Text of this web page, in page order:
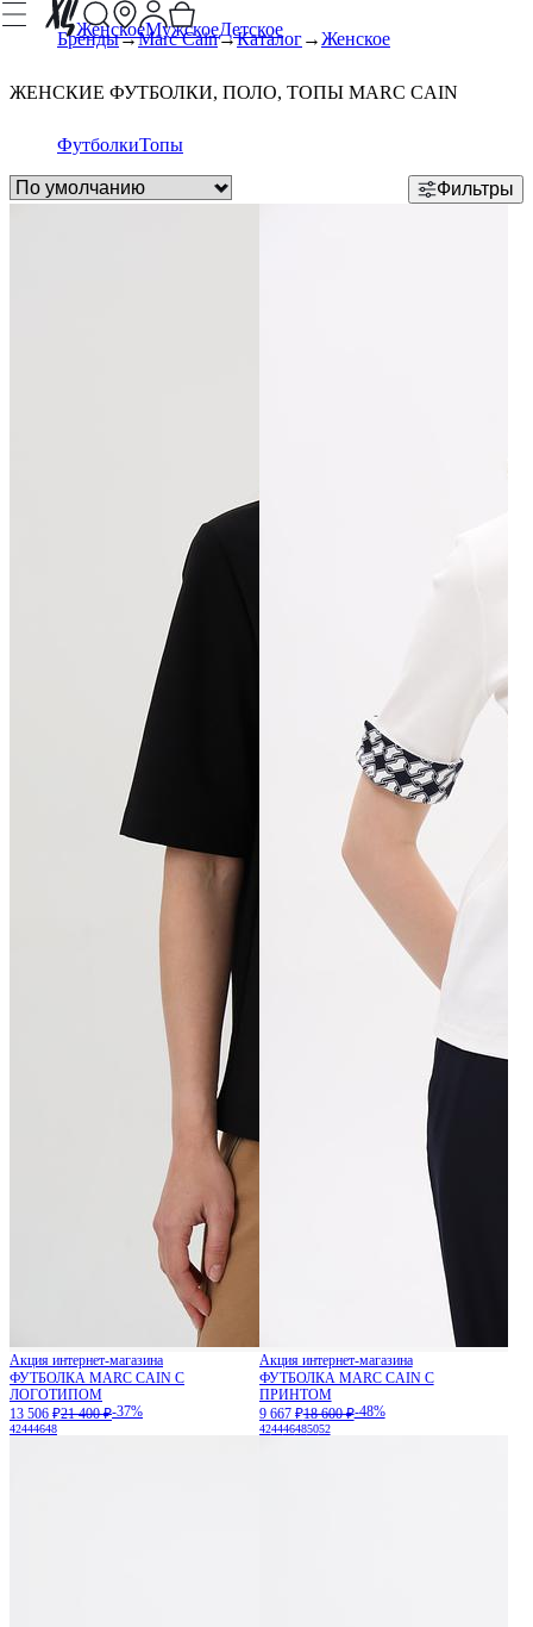
ЖенскоеМужскоеДетское
Бренды Marc Cain Каталог Женское
ЖЕНСКИЕ ФУТБОЛКИ, ПОЛО, ТОПЫ MARC CAIN
ФутболкиТопы
Фильтры
Акция интернет-магазина
ФУТБОЛКА MARC CAIN С
ЛОГОТИПОМ
13 506 ₽21 400 ₽-37%
42444648
Акция интернет-магазина
ФУТБОЛКА MARC CAIN С
ПРИНТОМ
9 667 ₽18 600 ₽-48%
424446485052